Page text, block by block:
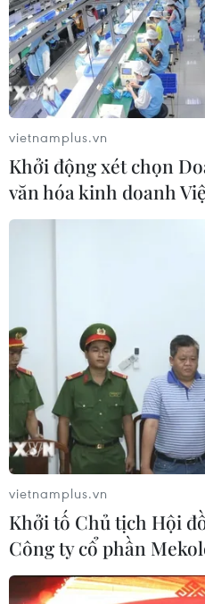
14/04/2020 01:58
Số bệnh nhân được điều trị
Quốc tính đến ngày 14/4 là
vẫn còn hơn 20 trường hợp
Các nước Mỹ Latinh
chặn dịch COVID-19
14/04/2020 02:28
Trong một thông điệp từ
MIU, một chính đảng thuộc
sự khâm phục trước việc
rất sớm để đối phó với dịch
vietnamplus.vn
Khởi động xét chọn
văn hóa kinh doanh
vietnamplus.vn
Khởi tố Chủ tịch Hội
Công ty cổ phần